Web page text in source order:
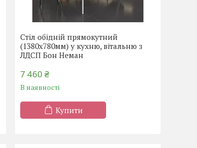
Стіл обідній прямокутний
(1380х780мм) у кухню, вітальню з
ЛДСП Бон Неман
7 460 ₴
В наявності
Купити